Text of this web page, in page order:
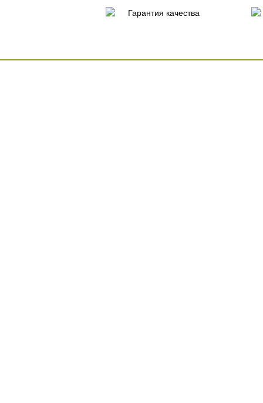
Гарантия качества